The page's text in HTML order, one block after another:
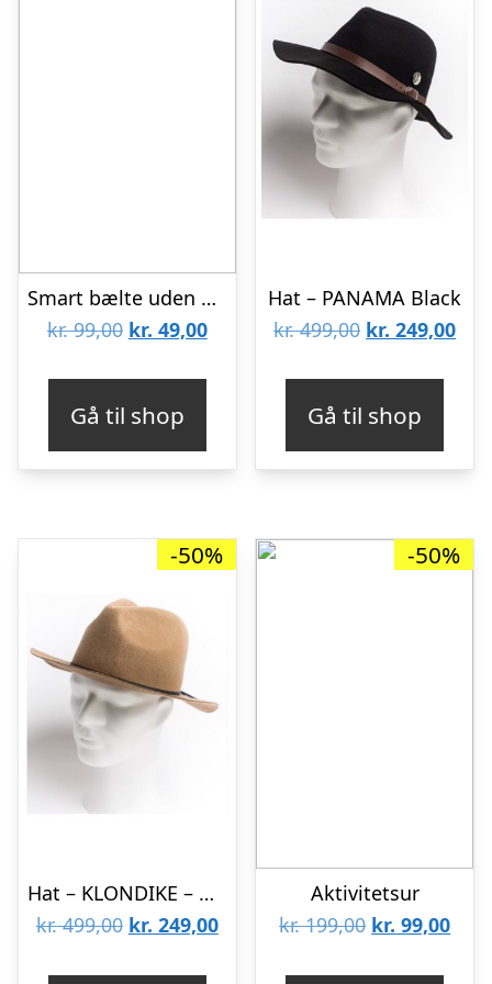
Smart bælte uden bæltespænde – Grå
kr.99,00 Den
var:
kr. 99,00.
kr. 49,00Den
kr. 49,00.
Gå til shop
Hat – PANAMA Black
kr.499,00 Den
var:
kr. 499,00.
kr. 249,00Den
kr.
Gå til shop
-50%
Hat – KLONDIKE – Beige
kr.499,00 Den
kr. 249,00Den
-50%
Aktivitetsur
kr.199,00 Den
kr. 99,00Den